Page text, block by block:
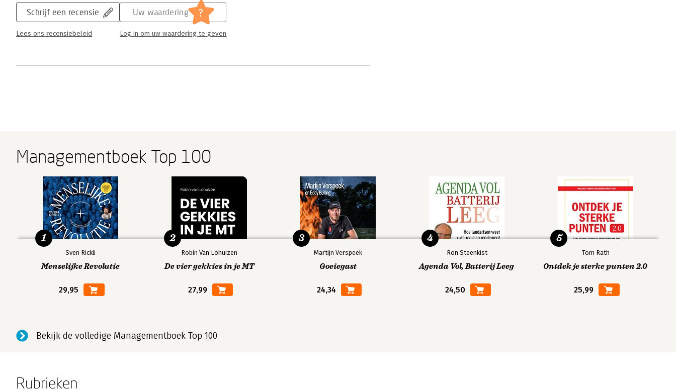
Schrijf een recensie
Lees ons recensiebeleid
Uw waardering ?
Log in om uw waardering te geven
Managementboek Top 100
Sven Rickli
Menselijke Revolutie
29,95
1
Robin Van Lohuizen
De vier gekkies in je MT
27,99
2
Martijn Verspeek
Goeiegast
24,34
3
Ron Steenkist
Agenda Vol, Batterij Leeg
24,50
4
Tom Rath
Ontdek je sterke punten 2.0
25,99
5
Bekijk de volledige Managementboek Top 100
Rubrieken